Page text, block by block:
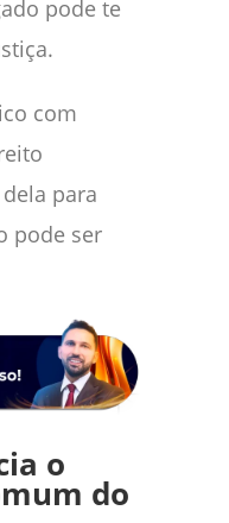
pode te
com
para
pode ser
o
do